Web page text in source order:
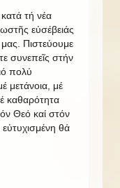
κατά τή νέα
εὐσέβειάς
Πιστεύουμε
συνεπεῖς στήν
πολύ
μετάνοια, μέ
καθαρότητα
Θεό καί στόν
θά